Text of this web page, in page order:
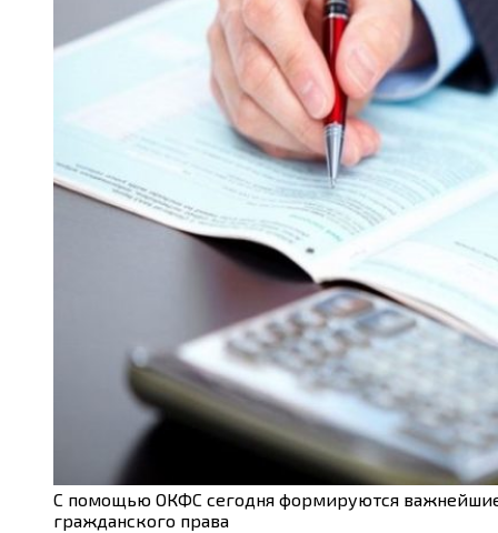
С помощью ОКФС сегодня формируются
гражданского права